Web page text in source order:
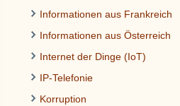
Informationen aus Frankreich
Informationen aus Österreich
Internet der Dinge (IoT)
IP-Telefonie
Korruption